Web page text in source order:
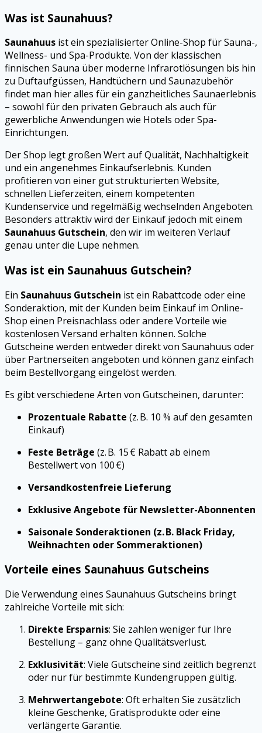
Was ist Saunahuus?
Saunahuus ist ein spezialisierter Online-Shop für Sauna-,
Wellness- und Spa-Produkte. Von der klassischen
finnischen Sauna über moderne Infrarotlösungen bis hin
zu Duftaufgüssen, Handtüchern und Saunazubehör
findet man hier alles für ein ganzheitliches Saunaerlebnis
– sowohl für den privaten Gebrauch als auch für
gewerbliche Anwendungen wie Hotels oder Spa-
Einrichtungen.
Der Shop legt großen Wert auf Qualität, Nachhaltigkeit
und ein angenehmes Einkaufserlebnis. Kunden
profitieren von einer gut strukturierten Website,
schnellen Lieferzeiten, einem kompetenten
Kundenservice und regelmäßig wechselnden Angeboten.
Besonders attraktiv wird der Einkauf jedoch mit einem
Saunahuus Gutschein, den wir im weiteren Verlauf
genau unter die Lupe nehmen.
Was ist ein Saunahuus Gutschein?
Ein Saunahuus Gutschein ist ein Rabattcode oder eine
Sonderaktion, mit der Kunden beim Einkauf im Online-
Shop einen Preisnachlass oder andere Vorteile wie
kostenlosen Versand erhalten können. Solche
Gutscheine werden entweder direkt von Saunahuus oder
über Partnerseiten angeboten und können ganz einfach
beim Bestellvorgang eingelöst werden.
Es gibt verschiedene Arten von Gutscheinen, darunter:
Prozentuale Rabatte (z. B. 10 % auf den gesamten
Einkauf)
Feste Beträge (z. B. 15 € Rabatt ab einem
Bestellwert von 100 €)
Versandkostenfreie Lieferung
Exklusive Angebote für Newsletter-Abonnenten
Saisonale Sonderaktionen (z. B. Black Friday,
Weihnachten oder Sommeraktionen)
Vorteile eines Saunahuus Gutscheins
Die Verwendung eines Saunahuus Gutscheins bringt
zahlreiche Vorteile mit sich:
Direkte Ersparnis: Sie zahlen weniger für Ihre
Bestellung – ganz ohne Qualitätsverlust.
Exklusivität: Viele Gutscheine sind zeitlich begrenzt
oder nur für bestimmte Kundengruppen gültig.
Mehrwertangebote: Oft erhalten Sie zusätzlich
kleine Geschenke, Gratisprodukte oder eine
verlängerte Garantie.